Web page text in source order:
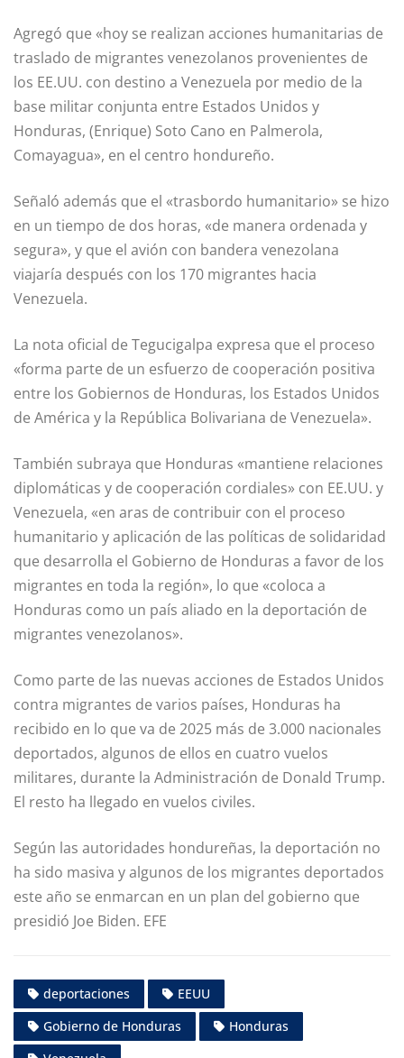
Agregó que «hoy se realizan acciones humanitarias de
traslado de migrantes venezolanos provenientes de
los EE.UU. con destino a Venezuela por medio de la
base militar conjunta entre Estados Unidos y
Honduras, (Enrique) Soto Cano en Palmerola,
Comayagua», en el centro hondureño.
Señaló además que el «trasbordo humanitario» se hizo
en un tiempo de dos horas, «de manera ordenada y
segura», y que el avión con bandera venezolana
viajaría después con los 170 migrantes hacia
Venezuela.
La nota oficial de Tegucigalpa expresa que el proceso
«forma parte de un esfuerzo de cooperación positiva
entre los Gobiernos de Honduras, los Estados Unidos
de América y la República Bolivariana de Venezuela».
También subraya que Honduras «mantiene relaciones
diplomáticas y de cooperación cordiales» con EE.UU. y
Venezuela, «en aras de contribuir con el proceso
humanitario y aplicación de las políticas de solidaridad
que desarrolla el Gobierno de Honduras a favor de los
migrantes en toda la región», lo que «coloca a
Honduras como un país aliado en la deportación de
migrantes venezolanos».
Como parte de las nuevas acciones de Estados Unidos
contra migrantes de varios países, Honduras ha
recibido en lo que va de 2025 más de 3.000 nacionales
deportados, algunos de ellos en cuatro vuelos
militares, durante la Administración de Donald Trump.
El resto ha llegado en vuelos civiles.
Según las autoridades hondureñas, la deportación no
ha sido masiva y algunos de los migrantes deportados
este año se enmarcan en un plan del gobierno que
presidió Joe Biden. EFE
deportaciones
EEUU
Gobierno de Honduras
Honduras